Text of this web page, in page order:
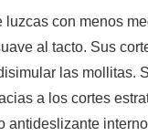
con menos
al tacto. Sus
las mollitas.
a los cortes
antideslizante